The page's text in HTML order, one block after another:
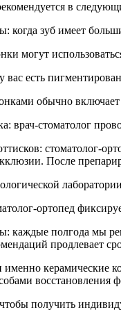
в
когда зуб имеет
могут
вас есть
обычно
врач-стоматолог
стоматолог-
После
ортопед
каждые полгода мы
продлевает
керамические
восстановления
получить